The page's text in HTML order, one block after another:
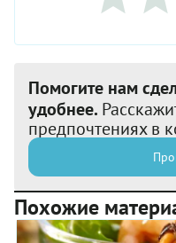
Помогите нам
удобнее.
предпочтениях в
Похожие